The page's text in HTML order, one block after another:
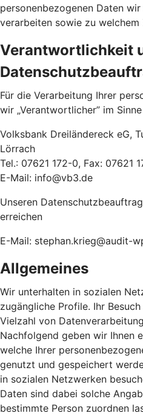
personenbezogenen Daten
verarbeiten sowie zu
Verantwortlichkeit
Für die Verarbeitung Ihrer
wir „Verantwortlicher” im
Volksbank Dreiländereck eG,
Lörrach
Tel.: 07621 172-0, Fax: 07621
E-Mail: info@vb3.de
Unseren
erreichen
E-Mail: stephan.krieg@audit-
Allgemeines
Wir unterhalten in sozialen
zugängliche Profile. Ihr
Vielzahl von
Nachfolgend geben wir Ihnen
welche Ihrer
genutzt und gespeichert
in sozialen Netzwerken
Daten sind dabei solche
bestimmte Person zuordnen